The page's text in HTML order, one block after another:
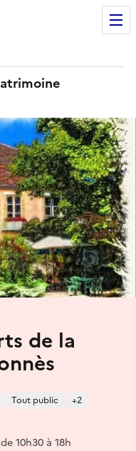
de la
Tout public +2
10h30 à 18h